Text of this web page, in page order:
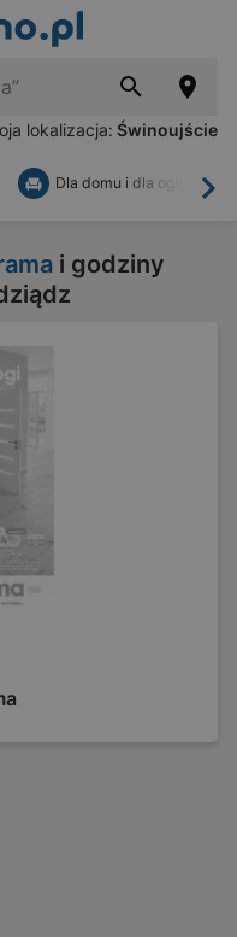
lokalizacja: Świnoujście
Dla domu i dla ogrodu
i godziny